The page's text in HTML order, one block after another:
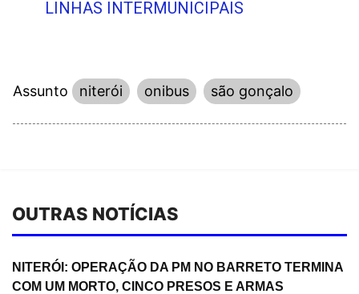
LINHAS INTERMUNICIPAIS
Assunto niterói onibus são gonçalo
OUTRAS NOTÍCIAS
NITERÓI: OPERAÇÃO DA PM NO BARRETO TERMINA
COM UM MORTO, CINCO PRESOS E ARMAS